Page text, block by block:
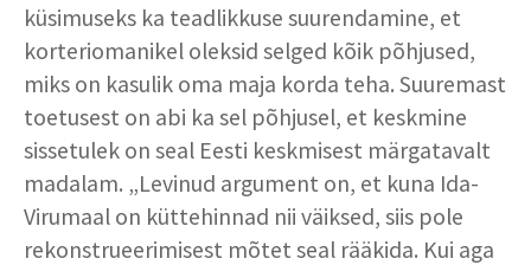
küsimuseks ka teadlikkuse suurendamine, et
korteriomanikel oleksid selged kõik põhjused,
miks on kasulik oma maja korda teha. Suuremast
toetusest on abi ka sel põhjusel, et keskmine
sissetulek on seal Eesti keskmisest märgatavalt
madalam. „Levinud argument on, et kuna Ida-
Virumaal on küttehinnad nii väiksed, siis pole
rekonstrueerimisest mõtet seal rääkida. Kui aga